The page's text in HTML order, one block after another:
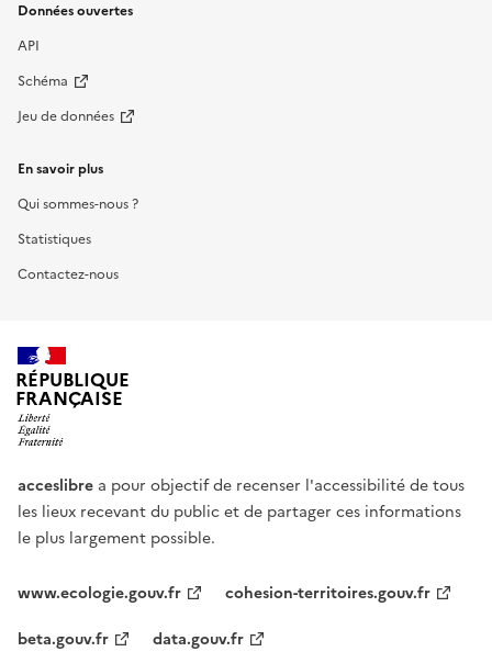
Données ouvertes
API
Schéma
Jeu de données
En savoir plus
Qui sommes-nous ?
Statistiques
Contactez-nous
RÉPUBLIQUE
FRANÇAISE
acceslibre a pour objectif de recenser l'accessibilité de tous
les lieux recevant du public et de partager ces informations
le plus largement possible.
www.ecologie.gouv.fr
cohesion-territoires.gouv.fr
beta.gouv.fr
data.gouv.fr